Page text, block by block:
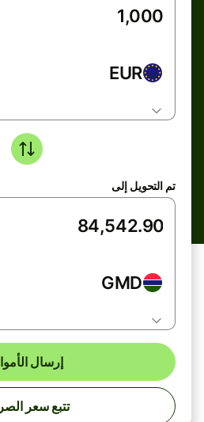
EUR
تم التحويل إلى
GMD
إرسال الأموال
تتبع سعر الصرف